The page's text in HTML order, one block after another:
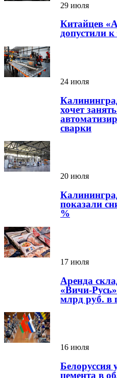
29 июля
Китайцев
допустили к
24 июля
хочет
сварки
20 июля
показали
%
17 июля
Аренда
«Вичи-
млрд руб. в
16 июля
Белоруссия
цемента в